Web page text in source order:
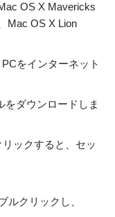
OS X Mavericks
Mac OS X Lion
をインターネット
をダウンロードしま
ックすると、セッ
ルクリックし、